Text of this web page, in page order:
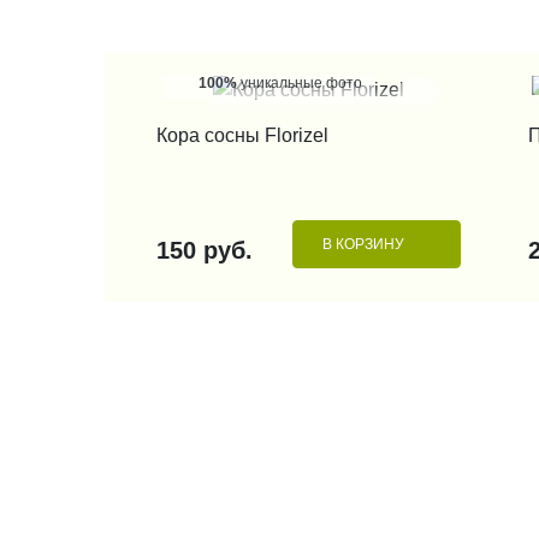
100%уникальные фото
Кора сосны Florizel
150 руб. В КОРЗИНУ